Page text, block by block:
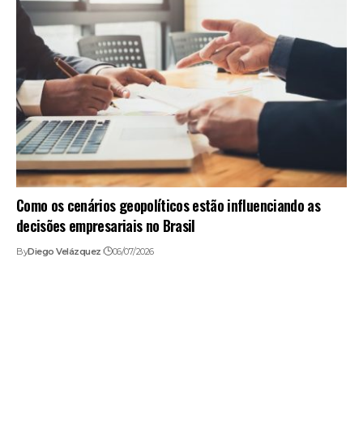
Como os cenários geopolíticos estão influenciando as
decisões empresariais no Brasil
ByDiego Velázquez 06/07/2026